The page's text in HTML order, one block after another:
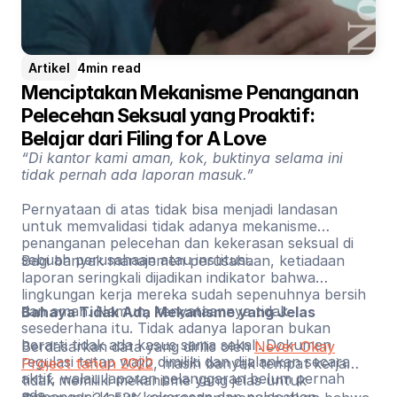
Artikel 4min read
Menciptakan Mekanisme Penanganan
Pelecehan Seksual yang Proaktif:
Belajar dari Filing for A Love
“Di kantor kami aman, kok, buktinya selama ini
tidak pernah ada laporan masuk.”
Pernyataan di atas tidak bisa menjadi landasan
untuk memvalidasi tidak adanya mekanisme
penanganan pelecehan dan kekerasan seksual di
sebuah perusahaan atau institusi.
Bagi banyak manajemen perusahaan, ketiadaan
laporan seringkali dijadikan indikator bahwa
lingkungan kerja mereka sudah sepenuhnya bersih
dan aman. Namun, kenyataannya tidak
sesederhana itu. Tidak adanya laporan bukan
berarti tidak ada kasus sama sekali. Dokumen
regulasi tetap wajib dimiliki dan dijalankan secara
aktif, walau laporan pelanggaran belum pernah
Bahaya Tidak Ada Mekanisme yang Jelas
Berdasarkan data yang dirilis olehNever Okay
Project tahun 2022, masih banyak tempat kerja
tidak memiliki mekanisme yang jelas untuk